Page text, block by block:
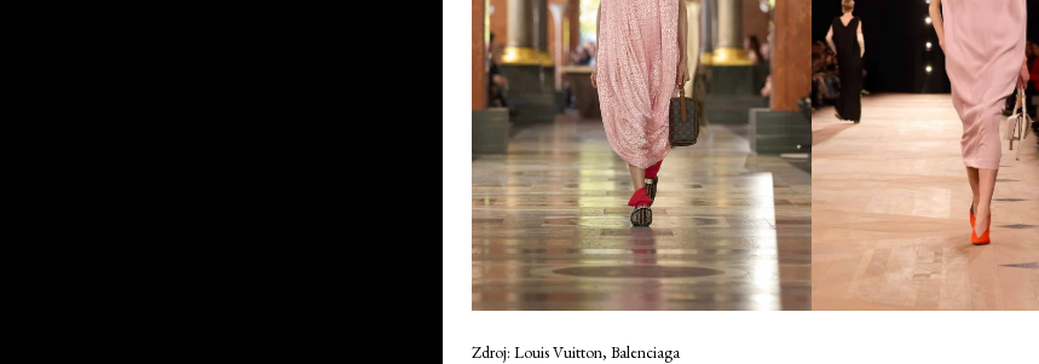
Zdroj: Louis Vuitton, Balenciaga